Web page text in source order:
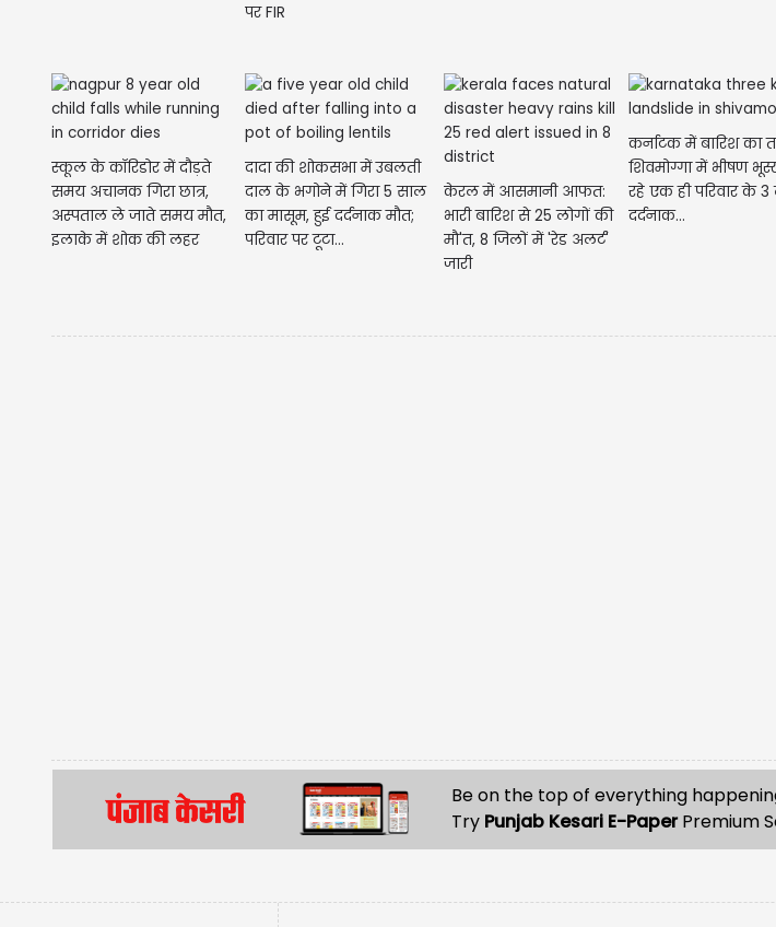
पर FIR
स्कूल के कॉरिडोर में दौड़ते
समय अचानक गिरा छात्र,
अस्पताल ले जाते समय मौत,
इलाके में शोक की लहर
दादा की शोकसभा में उबलती
दाल के भगोने में गिरा 5 साल
का मासूम, हुई दर्दनाक मौत;
परिवार पर टूटा...
केरल में आसमानी आफत:
भारी बारिश से 25 लोगों की
मौ'त, 8 जिलों में 'रेड अलर्ट'
जारी
कर्नाटक में बारिश का
शिवमोग्गा में भीषण
रहे एक ही परिवार के 3
दर्दनाक...
Be on the top of everything
Try Punjab Kesari E-PaperPremium